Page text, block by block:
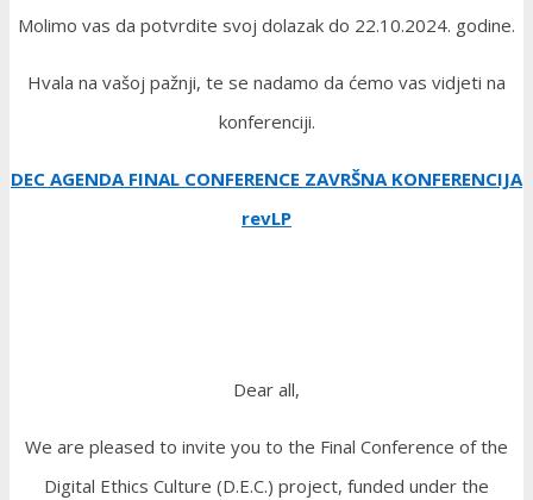
Molimo vas da potvrdite svoj dolazak do 22.10.2024. godine.
Hvala na vašoj pažnji, te se nadamo da ćemo vas vidjeti na
konferenciji.
DEC AGENDA FINAL CONFERENCE ZAVRŠNA KONFERENCIJA
revLP
Dear all,
We are pleased to invite you to the Final Conference of the
Digital Ethics Culture (D.E.C.) project, funded under the